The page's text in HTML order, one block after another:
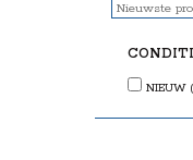
NIEUW